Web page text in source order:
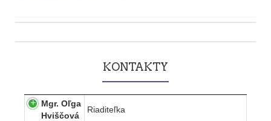
navigation
KONTAKTY
Mgr. Oľga
Hviščová
Riaditeľka